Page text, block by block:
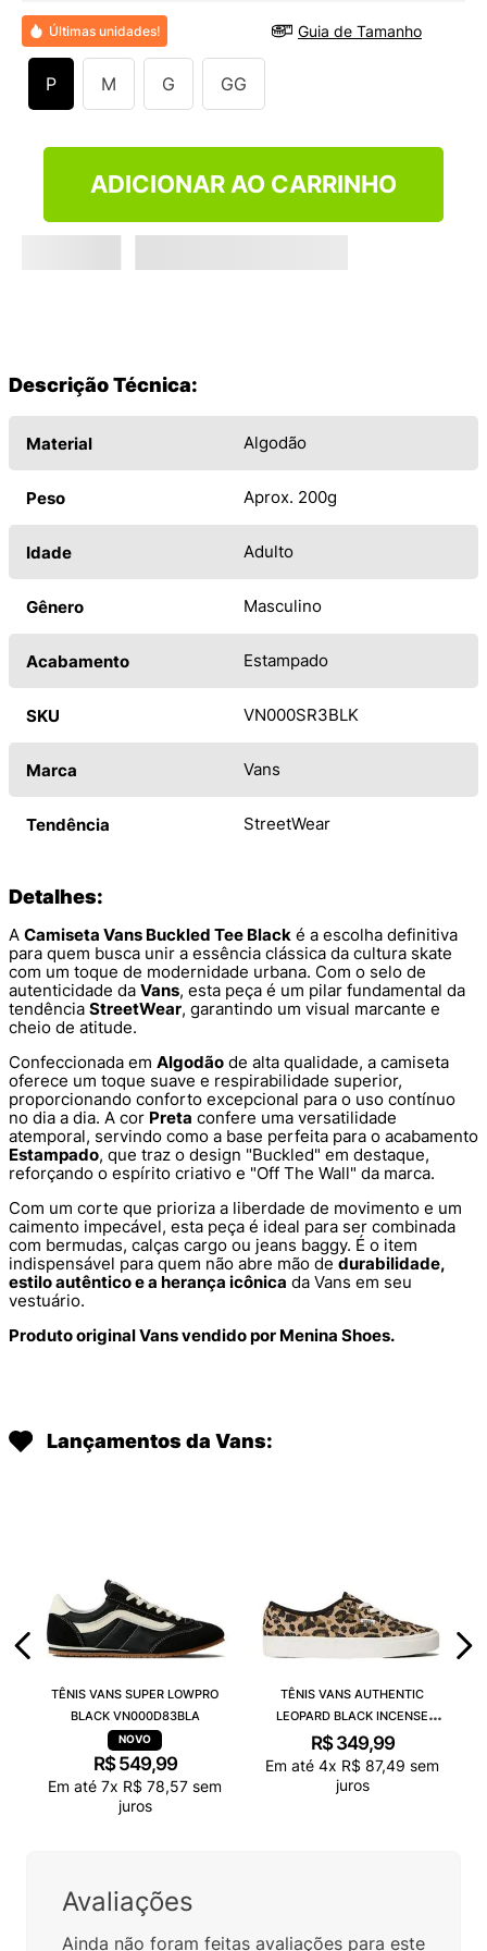
Últimas unidades! Guia de Tamanho
P M G GG
ADICIONAR AO CARRINHO
Descrição Técnica:
Material Algodão
Peso Aprox. 200g
Idade Adulto
Gênero Masculino
Acabamento Estampado
SKU VN000SR3BLK
Marca Vans
Tendência StreetWear
Detalhes:
A Camiseta Vans Buckled Tee Black é a escolha definitiva
para quem busca unir a essência clássica da cultura skate
com um toque de modernidade urbana. Com o selo de
autenticidade da Vans, esta peça é um pilar fundamental da
tendência StreetWear, garantindo um visual marcante e
cheio de atitude.
Confeccionada em Algodão de alta qualidade, a camiseta
oferece um toque suave e respirabilidade superior,
proporcionando conforto excepcional para o uso contínuo
no dia a dia. A cor Preta confere uma versatilidade
atemporal, servindo como a base perfeita para o acabamento
Estampado, que traz o design "Buckled" em destaque,
reforçando o espírito criativo e "Off The Wall" da marca.
Com um corte que prioriza a liberdade de movimento e um
caimento impecável, esta peça é ideal para ser combinada
com bermudas, calças cargo ou jeans baggy. É o item
indispensável para quem não abre mão de durabilidade,
estilo autêntico e a herança icônica da Vans em seu
vestuário.
Produto original Vans vendido por Menina Shoes.
Lançamentos da Vans:
TÊNIS VANS SUPER LOWPRO
BLACK VN000D83BLA
R$ 549,99
Em até 7x R$ 78,57 sem
juros
TÊNIS VANS AUTHENTIC
LEOPARD BLACK INCENSE
VN000D6GGR4
R$ 349,99
Em até 4x R$ 87,49 sem
juros
Avaliações
Ainda não foram feitas avaliações para este
10º VANS TÊNIS VANS ULTRARANGE